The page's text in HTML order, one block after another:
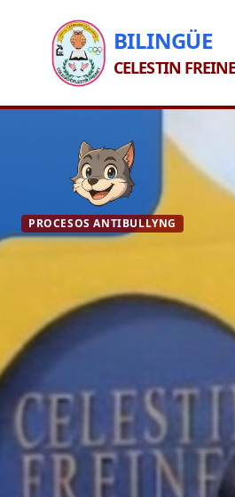
BILINGÜE
CELESTIN
PROCESOS ANTIBULLYNG